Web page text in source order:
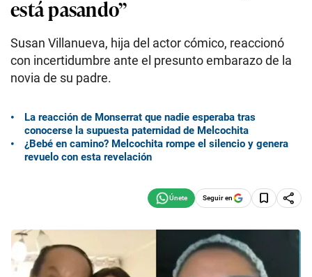
está pasando”
Susan Villanueva, hija del actor cómico, reaccionó
con incertidumbre ante el presunto embarazo de la
novia de su padre.
La reacción de Monserrat que nadie esperaba tras
conocerse la supuesta paternidad de Melcochita
¿Bebé en camino? Melcochita rompe el silencio y genera
revuelo con esta revelación
Seguir en